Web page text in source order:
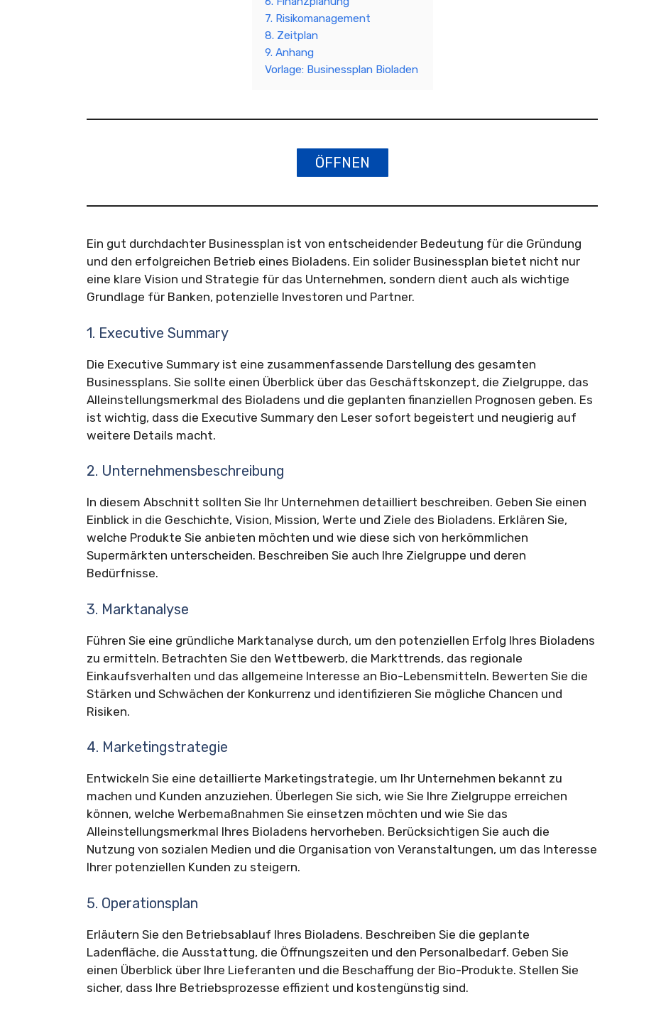
7. Risikomanagement
8. Zeitplan
9. Anhang
Vorlage: Businessplan Bioladen
ÖFFNEN
Ein gut durchdachter Businessplan ist von entscheidender Bedeutung für die Gründung
und den erfolgreichen Betrieb eines Bioladens. Ein solider Businessplan bietet nicht nur
eine klare Vision und Strategie für das Unternehmen, sondern dient auch als wichtige
Grundlage für Banken, potenzielle Investoren und Partner.
1. Executive Summary
Die Executive Summary ist eine zusammenfassende Darstellung des gesamten
Businessplans. Sie sollte einen Überblick über das Geschäftskonzept, die Zielgruppe, das
Alleinstellungsmerkmal des Bioladens und die geplanten finanziellen Prognosen geben. Es
ist wichtig, dass die Executive Summary den Leser sofort begeistert und neugierig auf
weitere Details macht.
2. Unternehmensbeschreibung
In diesem Abschnitt sollten Sie Ihr Unternehmen detailliert beschreiben. Geben Sie einen
Einblick in die Geschichte, Vision, Mission, Werte und Ziele des Bioladens. Erklären Sie,
welche Produkte Sie anbieten möchten und wie diese sich von herkömmlichen
Supermärkten unterscheiden. Beschreiben Sie auch Ihre Zielgruppe und deren
Bedürfnisse.
3. Marktanalyse
Führen Sie eine gründliche Marktanalyse durch, um den potenziellen Erfolg Ihres Bioladens
zu ermitteln. Betrachten Sie den Wettbewerb, die Markttrends, das regionale
Einkaufsverhalten und das allgemeine Interesse an Bio-Lebensmitteln. Bewerten Sie die
Stärken und Schwächen der Konkurrenz und identifizieren Sie mögliche Chancen und
Risiken.
4. Marketingstrategie
Entwickeln Sie eine detaillierte Marketingstrategie, um Ihr Unternehmen bekannt zu
machen und Kunden anzuziehen. Überlegen Sie sich, wie Sie Ihre Zielgruppe erreichen
können, welche Werbemaßnahmen Sie einsetzen möchten und wie Sie das
Alleinstellungsmerkmal Ihres Bioladens hervorheben. Berücksichtigen Sie auch die
Nutzung von sozialen Medien und die Organisation von Veranstaltungen, um das Interesse
Ihrer potenziellen Kunden zu steigern.
5. Operationsplan
Erläutern Sie den Betriebsablauf Ihres Bioladens. Beschreiben Sie die geplante
Ladenfläche, die Ausstattung, die Öffnungszeiten und den Personalbedarf. Geben Sie
einen Überblick über Ihre Lieferanten und die Beschaffung der Bio-Produkte. Stellen Sie
sicher, dass Ihre Betriebsprozesse effizient und kostengünstig sind.